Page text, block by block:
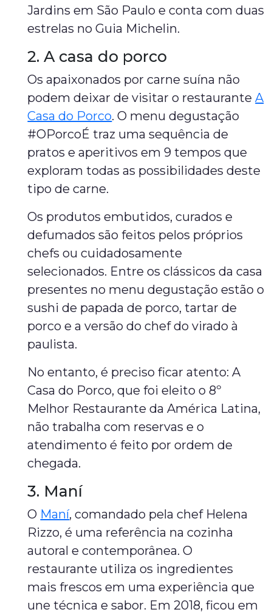
Jardins em São Paulo e conta com duas
estrelas no Guia Michelin.
2. A casa do porco
Os apaixonados por carne suína não
podem deixar de visitar o restauranteA
Casa do Porco. O menu degustação
#OPorcoÉ traz uma sequência de
pratos e aperitivos em 9 tempos que
exploram todas as possibilidades deste
tipo de carne.
Os produtos embutidos, curados e
defumados são feitos pelos próprios
chefs ou cuidadosamente
selecionados. Entre os clássicos da casa
presentes no menu degustação estão o
sushi de papada de porco, tartar de
porco e a versão do chef do virado à
paulista.
No entanto, é preciso ficar atento: A
Casa do Porco, que foi eleito o 8º
Melhor Restaurante da América Latina,
não trabalha com reservas e o
atendimento é feito por ordem de
chegada.
3. Maní
O Maní, comandado pela chef Helena
Rizzo, é uma referência na cozinha
autoral e contemporânea. O
restaurante utiliza os ingredientes
mais frescos em uma experiência que
une técnica e sabor. Em 2018, ficou em